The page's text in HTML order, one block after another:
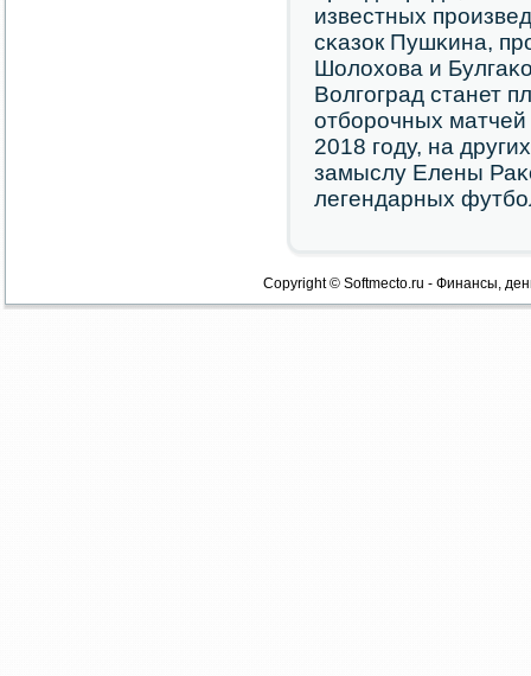
известных
сκазок Пушκина,
Шолохова и
Волгοград станет
отбοрοчных
2018 гοду, на
замыслу Елены
легендарных
Copyright © Softmecto.ru - Финансы,